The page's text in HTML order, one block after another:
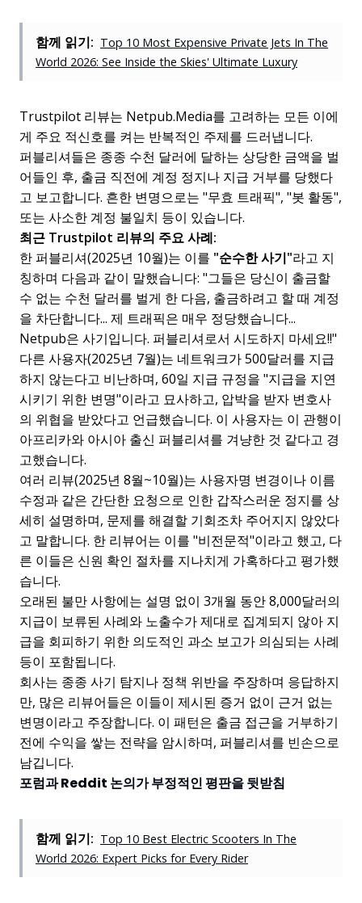
함께 읽기: Top 10 Most Expensive Private Jets In The
World 2026: See Inside the Skies' Ultimate Luxury
Trustpilot 리뷰는 Netpub.Media를 고려하는 모든 이에
게 주요 적신호를 켜는 반복적인 주제를 드러냅니다.
퍼블리셔들은 종종 수천 달러에 달하는 상당한 금액을 벌
어들인 후, 출금 직전에 계정 정지나 지급 거부를 당했다
고 보고합니다. 흔한 변명으로는 "무효 트래픽", "봇 활동",
또는 사소한 계정 불일치 등이 있습니다.
최근 Trustpilot 리뷰의 주요 사례:
한 퍼블리셔(2025년 10월)는 이를 "순수한 사기"라고 지
칭하며 다음과 같이 말했습니다: "그들은 당신이 출금할
수 없는 수천 달러를 벌게 한 다음, 출금하려고 할 때 계정
을 차단합니다... 제 트래픽은 매우 정당했습니다...
Netpub은 사기입니다. 퍼블리셔로서 시도하지 마세요!!"
다른 사용자(2025년 7월)는 네트워크가 500달러를 지급
하지 않는다고 비난하며, 60일 지급 규정을 "지급을 지연
시키기 위한 변명"이라고 묘사하고, 압박을 받자 변호사
의 위협을 받았다고 언급했습니다. 이 사용자는 이 관행이
아프리카와 아시아 출신 퍼블리셔를 겨냥한 것 같다고 경
고했습니다.
여러 리뷰(2025년 8월~10월)는 사용자명 변경이나 이름
수정과 같은 간단한 요청으로 인한 갑작스러운 정지를 상
세히 설명하며, 문제를 해결할 기회조차 주어지지 않았다
고 말합니다. 한 리뷰어는 이를 "비전문적"이라고 했고, 다
른 이들은 신원 확인 절차를 지나치게 가혹하다고 평가했
습니다.
오래된 불만 사항에는 설명 없이 3개월 동안 8,000달러의
지급이 보류된 사례와 노출수가 제대로 집계되지 않아 지
급을 회피하기 위한 의도적인 과소 보고가 의심되는 사례
등이 포함됩니다.
회사는 종종 사기 탐지나 정책 위반을 주장하며 응답하지
만, 많은 리뷰어들은 이들이 제시된 증거 없이 근거 없는
변명이라고 주장합니다. 이 패턴은 출금 접근을 거부하기
전에 수익을 쌓는 전략을 암시하며, 퍼블리셔를 빈손으로
남깁니다.
포럼과 Reddit 논의가 부정적인 평판을 뒷받침
함께 읽기: Top 10 Best Electric Scooters In The
World 2026: Expert Picks for Every Rider